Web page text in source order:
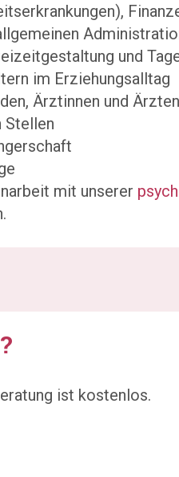
und
im Erziehungsalltag
Ärztinnen und
Stellen
mit unserer
ist kostenlos.